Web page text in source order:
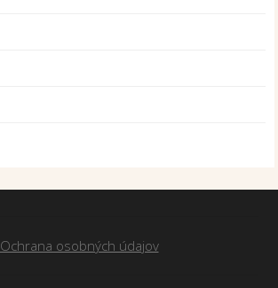
Ochrana osobných údajov